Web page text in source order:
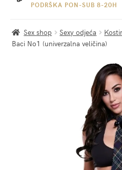
PODRŠKA PON-SUB 8-20H
Sex shop Sexy odjeća
Baci No1 (univerzalna veličina)